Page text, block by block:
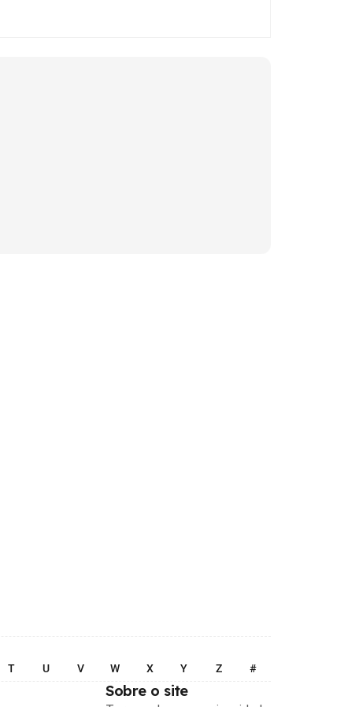
T U V W X Y Z #
Sobre o site